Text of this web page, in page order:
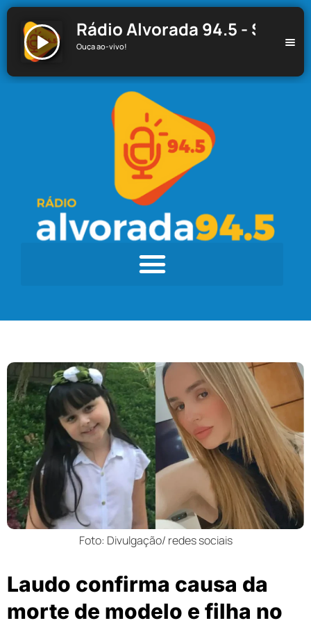
Rádio Alvorada 94.5 - Santa
Ouça ao-vivo!
Foto: Divulgação/ redes sociais
Laudo confirma causa da
morte de modelo e filha no